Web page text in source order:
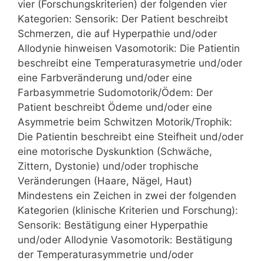
vier (Forschungskriterien) der folgenden vier
Kategorien: Sensorik: Der Patient beschreibt
Schmerzen, die auf Hyperpathie und/oder
Allodynie hinweisen Vasomotorik: Die Patientin
beschreibt eine Temperaturasymetrie und/oder
eine Farbveränderung und/oder eine
Farbasymmetrie Sudomotorik/Ödem: Der
Patient beschreibt Ödeme und/oder eine
Asymmetrie beim Schwitzen Motorik/Trophik:
Die Patientin beschreibt eine Steifheit und/oder
eine motorische Dyskunktion (Schwäche,
Zittern, Dystonie) und/oder trophische
Veränderungen (Haare, Nägel, Haut)
Mindestens ein Zeichen in zwei der folgenden
Kategorien (klinische Kriterien und Forschung):
Sensorik: Bestätigung einer Hyperpathie
und/oder Allodynie Vasomotorik: Bestätigung
der Temperaturasymmetrie und/oder